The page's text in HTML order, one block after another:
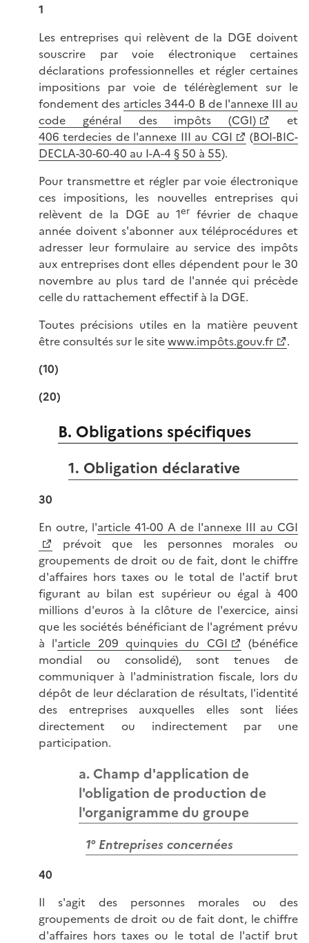
1
Les entreprises qui relèvent de la DGE doivent
souscrire par voie électronique certaines
déclarations professionnelles et régler certaines
impositions par voie de télérèglement sur le
fondement des articles 344-0 B de l'annexe III au
code général des impôts (CGI)
et
406 terdecies de l'annexe III au CGI
(BOI-BIC-
DECLA-30-60-40 au I-A-4 § 50 à 55).
Pour transmettre et régler par voie électronique
ces impositions, les nouvelles entreprises qui
relèvent de la DGE au 1er février de chaque
année doivent s'abonner aux téléprocédures et
adresser leur formulaire au service des impôts
aux entreprises dont elles dépendent pour le 30
novembre au plus tard de l'année qui précède
celle du rattachement effectif à la DGE.
Toutes précisions utiles en la matière peuvent
être consultés sur le sitewww.impôts.gouv.fr
.
(10)
(20)
B. Obligations spécifiques
1. Obligation déclarative
30
En outre, l'article 41-00 A de l'annexe III au CGI
prévoit que les personnes morales ou
groupements de droit ou de fait, dont le chiffre
d'affaires hors taxes ou le total de l'actif brut
figurant au bilan est supérieur ou égal à 400
millions d'euros à la clôture de l'exercice, ainsi
que les sociétés bénéficiant de l'agrément prévu
à l'article 209 quinquies du CGI
(bénéfice
mondial ou consolidé), sont tenues de
communiquer à l'administration fiscale, lors du
dépôt de leur déclaration de résultats, l'identité
des entreprises auxquelles elles sont liées
directement ou indirectement par une
participation.
a. Champ d'application de
l'obligation de production de
l'organigramme du groupe
1° Entreprises concernées
40
Il s'agit des personnes morales ou des
groupements de droit ou de fait dont, le chiffre
d'affaires hors taxes ou le total de l'actif brut